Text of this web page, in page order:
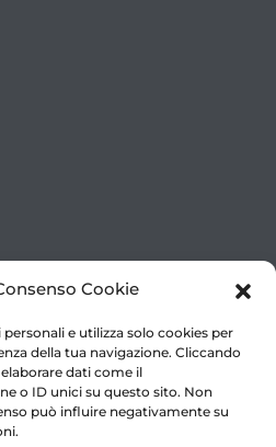
Cookie
e utilizza solo cookies per
della tua navigazione. Cliccando
dati come il
o ID unici su questo sito. Non
può influire negativamente su